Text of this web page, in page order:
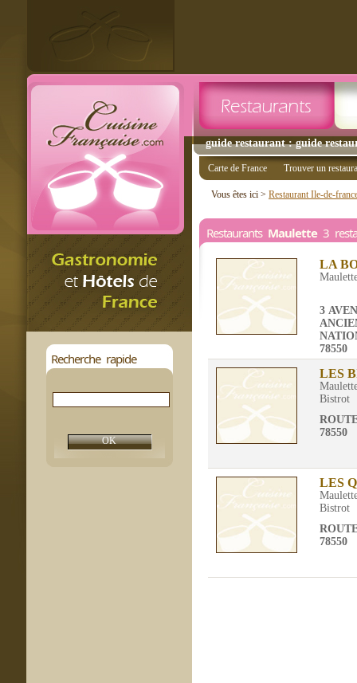
guide restaurant : guide
Recherche rapide
Carte de France Trouver un
Vous êtes ici > Restaurant Ile-de-
Restaurants Maulette 3
LA
3
78550
LES
Bistrot
78550
LES
Bistrot
78550